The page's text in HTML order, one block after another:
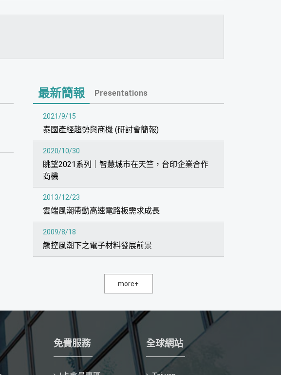
最新簡報 Presentations
2021/9/15
泰國產經趨勢與商機 (研討會簡報)
2020/10/30
眺望2021系列｜智慧城市在天竺，台印企業合作
商機
2013/12/23
雲端風潮帶動高速電路板需求成長
2009/8/18
觸控風潮下之電子材料發展前景
more+
免費服務 全球網站